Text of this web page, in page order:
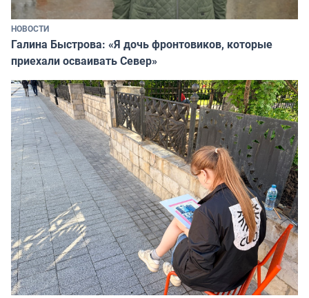
НОВОСТИ
Галина Быстрова: «Я дочь фронтовиков, которые
приехали осваивать Север»